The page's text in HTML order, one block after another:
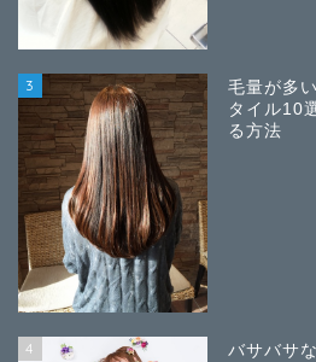
3
毛量が多
タイル10
る方法
4
バサバサ